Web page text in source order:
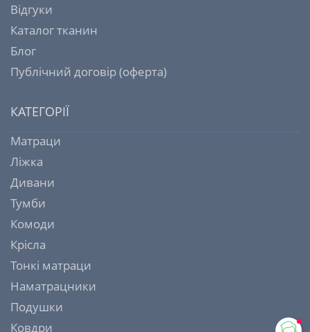
Відгуки
Каталог тканин
Блог
Публічний договір (оферта)
КАТЕГОРІЇ
Матраци
Ліжка
Дивани
Тумби
Комоди
Крісла
Тонкі матраци
Наматрацники
Подушки
Ковдри